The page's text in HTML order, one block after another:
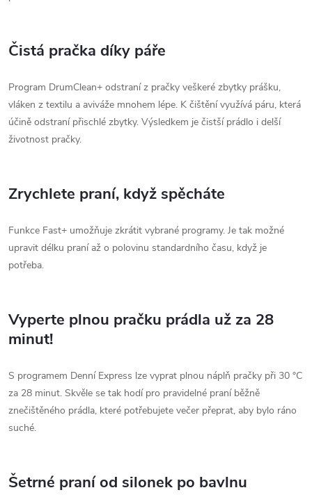
Čistá pračka díky páře
Program DrumClean+ odstraní z pračky veškeré zbytky prášku,
vláken z textilu a aviváže mnohem lépe. K čištění využívá páru, která
účině odstraní přischlé zbytky. Výsledkem je čistší prádlo i delší
životnost pračky.
Zrychlete praní, když spěcháte
Funkce Fast+ umožňuje zkrátit vybrané programy. Je tak možné
upravit délku praní až o polovinu standardního času, když je
potřeba.
Vyperte plnou pračku prádla už za 28
minut!
S programem Denní Express lze vyprat plnou náplň pračky při 30 °C
za 28 minut. Skvěle se tak hodí pro pravidelné praní běžně
znečištěného prádla, které potřebujete večer přeprat, aby bylo ráno
suché.
Šetrné praní od silonek po bavlnu